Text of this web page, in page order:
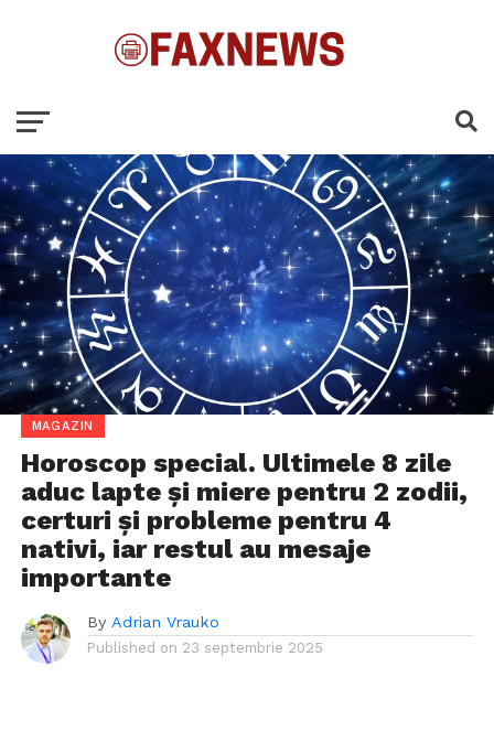
MAGAZIN
Horoscop special. Ultimele 8 zile
aduc lapte și miere pentru 2 zodii,
certuri și probleme pentru 4
nativi, iar restul au mesaje
importante
By Adrian Vrauko
Published on 23 septembrie 2025